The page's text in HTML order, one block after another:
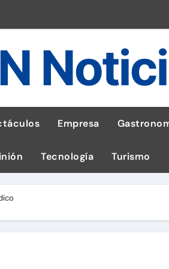
operaciones
y gana una jugada gratis
Empresa
Tecnología Turismo